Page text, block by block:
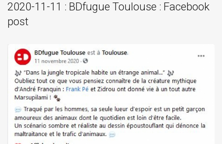
2020-11-11 : BDfugue Toulouse : Facebook
post